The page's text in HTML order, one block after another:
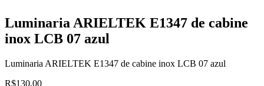
LuminariaARIELTEK E1347 de cabine
inox LCB 07 azul
Luminaria ARIELTEK E1347 de cabine inox LCB 07 azul
R$130,00